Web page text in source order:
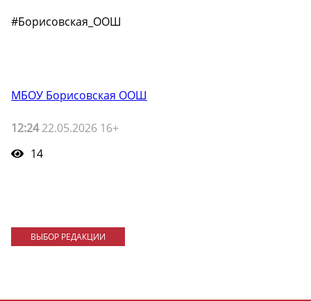
#Борисовская_ООШ
МБОУ Борисовская ООШ
12:2422.05.2026 16+
14
ВЫБОР РЕДАКЦИИ